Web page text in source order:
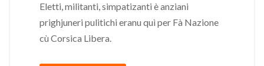
Eletti, militanti, simpatizanti è anziani
prighjuneri pulitichi eranu quì per Fà Nazione
cù Corsica Libera.